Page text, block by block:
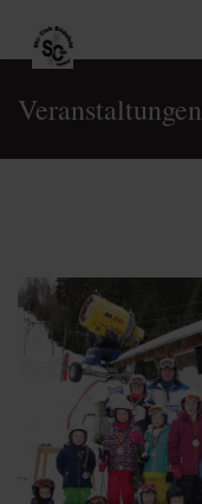
Veranstaltungen